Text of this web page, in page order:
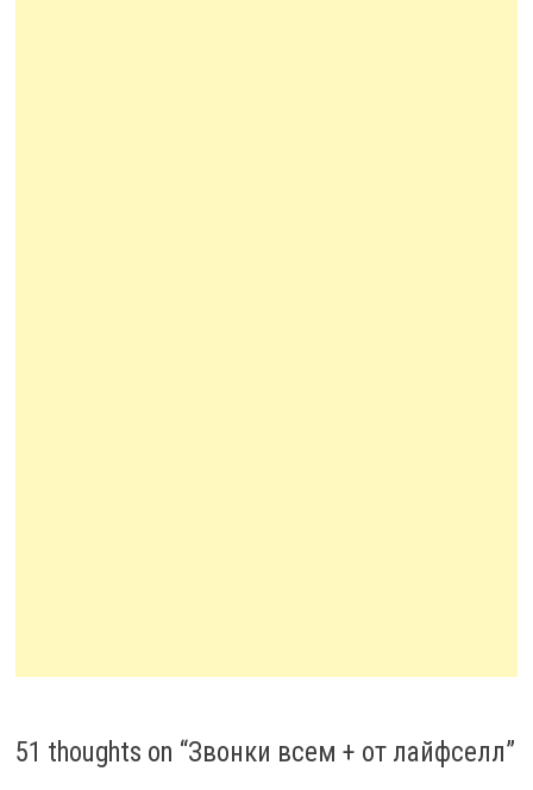
51 thoughts on “Звонки всем + от лайфселл”